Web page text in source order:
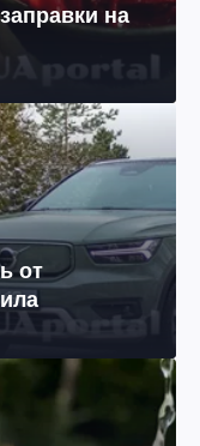
на
от